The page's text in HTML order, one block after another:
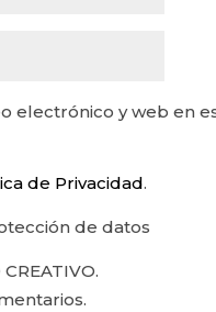
electrónico y web en
de Privacidad.
de datos